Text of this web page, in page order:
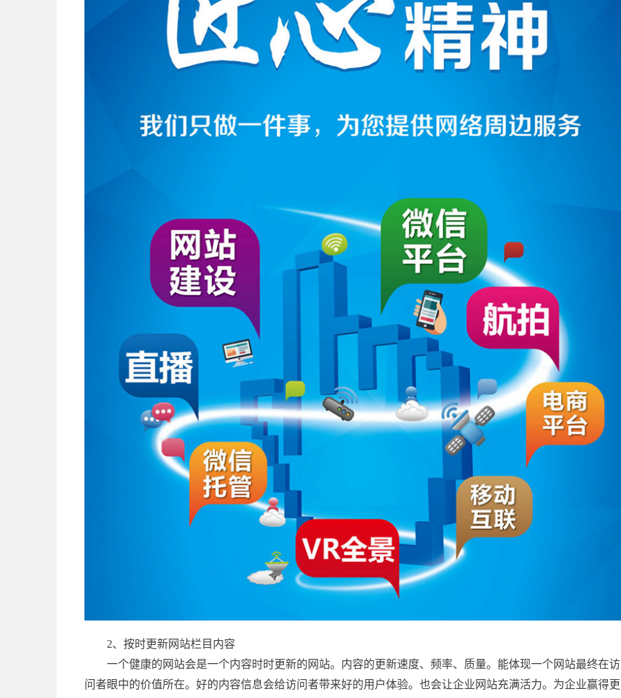
2、按时更新网站栏目内容
一个健康的网站会是一个内容时时更新的网站。内容的更新速度、频率、质量。能体现一个网站最终在访
问者眼中的价值所在。好的内容信息会给访问者带来好的用户体验。也会让企业网站充满活力。为企业赢得更